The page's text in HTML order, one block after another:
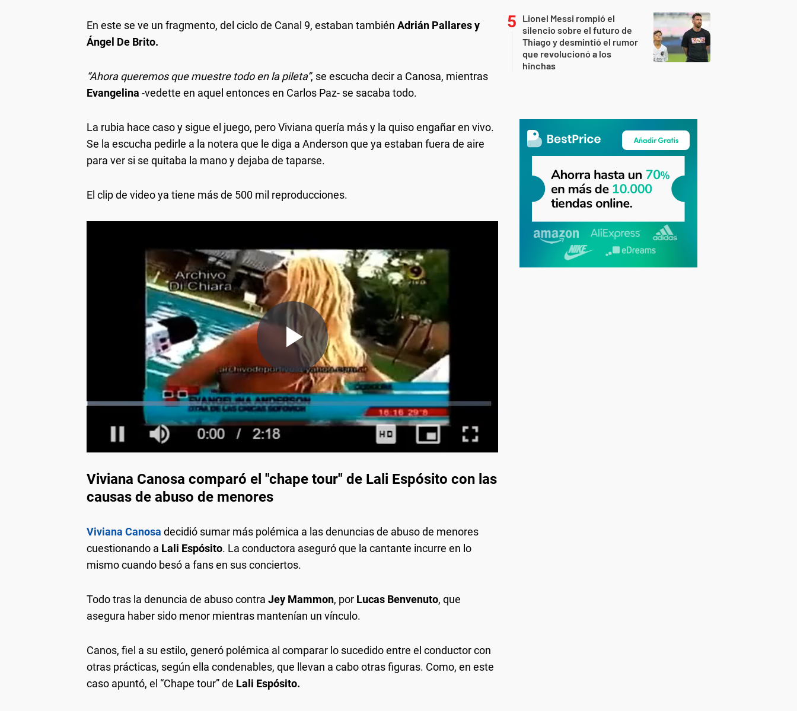
En este se ve un fragmento, del ciclo de Canal 9, estaban también Adrián Pallares y
Ángel De Brito.
“Ahora queremos que muestre todo en la pileta”, se escucha decir a Canosa, mientras
Evangelina -vedette en aquel entonces en Carlos Paz- se sacaba todo.
La rubia hace caso y sigue el juego, pero Viviana quería más y la quiso engañar en vivo.
Se la escucha pedirle a la notera que le diga a Anderson que ya estaban fuera de aire
para ver si se quitaba la mano y dejaba de taparse.
El clip de video ya tiene más de 500 mil reproducciones.
Viviana Canosa comparó el "chape tour" de Lali Espósito con las
causas de abuso de menores
Viviana Canosa decidió sumar más polémica a las denuncias de abuso de menores
cuestionando a Lali Espósito. La conductora aseguró que la cantante incurre en lo
mismo cuando besó a fans en sus conciertos.
Todo tras la denuncia de abuso contra Jey Mammon, por Lucas Benvenuto, que
asegura haber sido menor mientras mantenían un vínculo.
Canos, fiel a su estilo, generó polémica al comparar lo sucedido entre el conductor con
otras prácticas, según ella condenables, que llevan a cabo otras figuras. Como, en este
caso apuntó, el “Chape tour” de Lali Espósito.
Lionel Messi rompió el
silencio sobre el futuro de
Thiago y desmintió el rumor
que revolucionó a los
hinchas